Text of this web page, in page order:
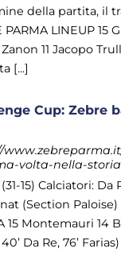
della partita, il
PARMA LINEUP
11 Jacopo
[...]
Cup: Zebre
volta-nella-
15) Calciatori: Da
(Section Paloise)
15 Montemauri 14
Da Re, 76’